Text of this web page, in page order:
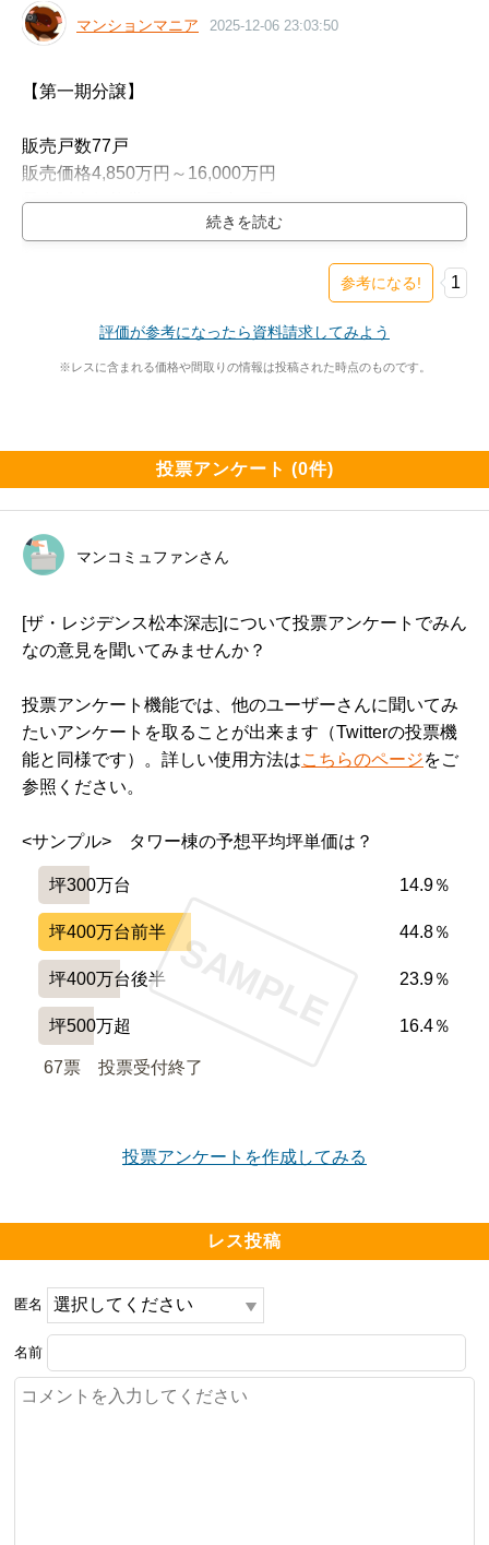
マンションマニア 2025-12-06 23:03:50
【第一期分譲】
販売戸数77戸
販売価格4,850万円～16,000万円
最多販売価格帯6,300万円台(8戸)
ス保守管理費などを含む）
修繕積立金 月額8,600円～16,200円
参考になる! 1
評価が参考になったら資料請求してみよう
※レスに含まれる価格や間取りの情報は投稿された時点のものです。
投票アンケート (0件)
マンコミュファンさん
[ザ・レジデンス松本深志]について投票アンケートでみん
なの意見を聞いてみませんか？
投票アンケート機能では、他のユーザーさんに聞いてみ
たいアンケートを取ることが出来ます（Twitterの投票機
能と同様です）。詳しい使用方法はこちらのページをご
参照ください。
<サンプル>　タワー棟の予想平均坪単価は？
坪300万台 14.9％
坪400万台前半 44.8％
坪400万台後半 23.9％
坪500万超 16.4％
67票 投票受付終了
SAMPLE
投票アンケートを作成してみる
レス投稿
匿名
名前